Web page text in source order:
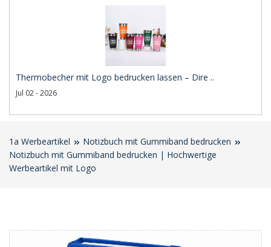
Thermobecher mit Logo bedrucken lassen – Dire ..
Jul 02 - 2026
1a Werbeartikel
Notizbuch mit Gummiband bedrucken
Notizbuch mit Gummiband bedrucken | Hochwertige
Werbeartikel mit Logo